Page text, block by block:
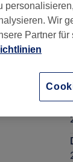
Wir
Partner